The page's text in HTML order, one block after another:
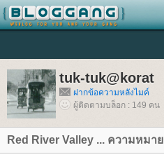
tuk-tuk@korat
ฝากข้อความหลังไมค์
ผู้ติดตามบล็อก : 149 คน
Red River Valley ... ความหมา